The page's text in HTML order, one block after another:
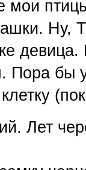
мои
Ну,
девица.
Пора бы
Лет